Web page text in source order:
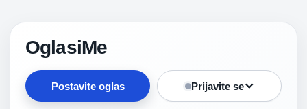
OglasiMe
Postavite oglas Prijavite se